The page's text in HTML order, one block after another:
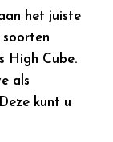
het juiste
soorten
High Cube.
als
kunt u